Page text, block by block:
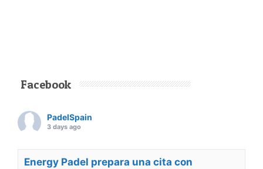
Facebook
PadelSpain
3 days ago
Energy Padel prepara una cita con